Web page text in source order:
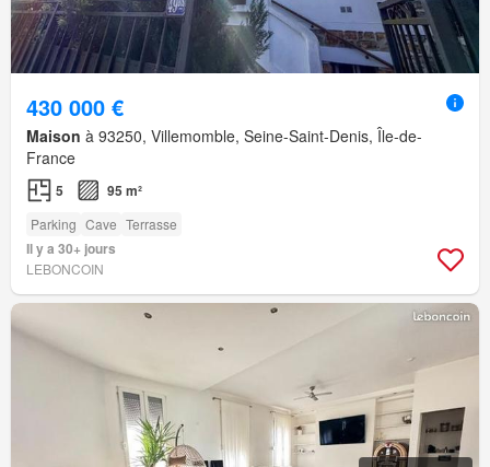
430 000 €
Maison à 93250, Villemomble, Seine-Saint-Denis, Île-de-
France
5 95 m²
Parking Cave Terrasse
Il y a 30+ jours
LEBONCOIN